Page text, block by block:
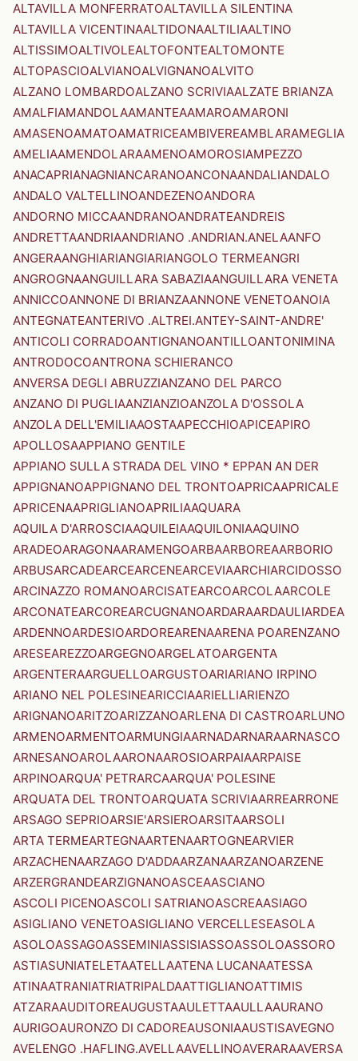
ALTAVILLA MONFERRATOALTAVILLA SILENTINA
ALTAVILLA VICENTINAALTIDONAALTILIAALTINO
ALTISSIMOALTIVOLEALTOFONTEALTOMONTE
ALTOPASCIOALVIANOALVIGNANOALVITO
ALZANO LOMBARDOALZANO SCRIVIAALZATE BRIANZA
AMALFIAMANDOLAAMANTEAAMAROAMARONI
AMASENOAMATOAMATRICEAMBIVEREAMBLARAMEGLIA
AMELIAAMENDOLARAAMENOAMOROSIAMPEZZO
ANACAPRIANAGNIANCARANOANCONAANDALIANDALO
ANDALO VALTELLINOANDEZENOANDORA
ANDORNO MICCAANDRANOANDRATEANDREIS
ANDRETTAANDRIAANDRIANO .ANDRIAN.ANELAANFO
ANGERAANGHIARIANGIARIANGOLO TERMEANGRI
ANGROGNAANGUILLARA SABAZIAANGUILLARA VENETA
ANNICCOANNONE DI BRIANZAANNONE VENETOANOIA
ANTEGNATEANTERIVO .ALTREI.ANTEY-SAINT-ANDRE'
ANTICOLI CORRADOANTIGNANOANTILLOANTONIMINA
ANTRODOCOANTRONA SCHIERANCO
ANVERSA DEGLI ABRUZZIANZANO DEL PARCO
ANZANO DI PUGLIAANZIANZIOANZOLA D'OSSOLA
ANZOLA DELL'EMILIAAOSTAAPECCHIOAPICEAPIRO
APOLLOSAAPPIANO GENTILE
APPIANO SULLA STRADA DEL VINO * EPPAN AN DER
APPIGNANOAPPIGNANO DEL TRONTOAPRICAAPRICALE
APRICENAAPRIGLIANOAPRILIAAQUARA
AQUILA D'ARROSCIAAQUILEIAAQUILONIAAQUINO
ARADEOARAGONAARAMENGOARBAARBOREAARBORIO
ARBUSARCADEARCEARCENEARCEVIAARCHIARCIDOSSO
ARCINAZZO ROMANOARCISATEARCOARCOLAARCOLE
ARCONATEARCOREARCUGNANOARDARAARDAULIARDEA
ARDENNOARDESIOARDOREARENAARENA POARENZANO
ARESEAREZZOARGEGNOARGELATOARGENTA
ARGENTERAARGUELLOARGUSTOARIARIANO IRPINO
ARIANO NEL POLESINEARICCIAARIELLIARIENZO
ARIGNANOARITZOARIZZANOARLENA DI CASTROARLUNO
ARMENOARMENTOARMUNGIAARNADARNARAARNASCO
ARNESANOAROLAARONAAROSIOARPAIAARPAISE
ARPINOARQUA' PETRARCAARQUA' POLESINE
ARQUATA DEL TRONTOARQUATA SCRIVIAARREARRONE
ARSAGO SEPRIOARSIE'ARSIEROARSITAARSOLI
ARTA TERMEARTEGNAARTENAARTOGNEARVIER
ARZACHENAARZAGO D'ADDAARZANAARZANOARZENE
ARZERGRANDEARZIGNANOASCEAASCIANO
ASCOLI PICENOASCOLI SATRIANOASCREAASIAGO
ASIGLIANO VENETOASIGLIANO VERCELLESEASOLA
ASOLOASSAGOASSEMINIASSISIASSOASSOLOASSORO
ASTIASUNIATELETAATELLAATENA LUCANAATESSA
ATINAATRANIATRIATRIPALDAATTIGLIANOATTIMIS
ATZARAAUDITOREAUGUSTAAULETTAAULLAAURANO
AURIGOAURONZO DI CADOREAUSONIAAUSTISAVEGNO
AVELENGO .HAFLING.AVELLAAVELLINOAVERARAAVERSA